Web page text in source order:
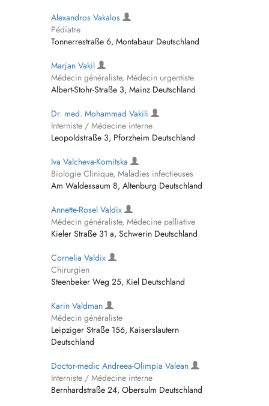
Alexandros Vakalos
Pédiatre
Tonnerrestraße 6, Montabaur Deutschland
Marjan Vakil
Médecin généraliste, Médecin urgentiste
Albert-Stohr-Straße 3, Mainz Deutschland
Dr. med. Mohammad Vakili
Interniste / Médecine interne
Leopoldstraße 3, Pforzheim Deutschland
Iva Valcheva-Komitska
Biologie Clinique, Maladies infectieuses
Am Waldessaum 8, Altenburg Deutschland
Annette-Rosel Valdix
Médecin généraliste, Médecine palliative
Kieler Straße 31 a, Schwerin Deutschland
Cornelia Valdix
Chirurgien
Steenbeker Weg 25, Kiel Deutschland
Karin Valdman
Médecin généraliste
Leipziger Straße 156, Kaiserslautern
Deutschland
Doctor-medic Andreea-Olimpia Valean
Interniste / Médecine interne
Bernhardstraße 24, Obersulm Deutschland